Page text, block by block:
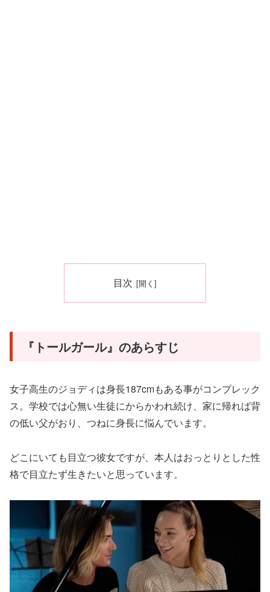
目次
『トールガール』のあらすじ
女子高生のジョディは身長187cmもある事がコンプレック
ス。学校では心無い生徒にからかわれ続け、家に帰れば背
の低い父がおり、つねに身長に悩んでいます。
どこにいても目立つ彼女ですが、本人はおっとりとした性
格で目立たず生きたいと思っています。